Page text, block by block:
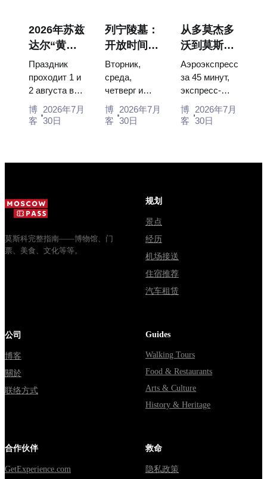
descent
capsules and
120 pieces of
flight...
people, where
they hang,
and why
booking the...
the coronation
dress of
Catherine...
2026年苏兹
达尔“黄瓜
节”：门
票、日期及
从莫斯科如
何前往
Праздник
проходит 1 и
2 августа в
Музее
деревянного
через
Владими...
博
客
2026年7月
30日
列宁陵墓：
开放时间、
入场和与克
里姆林宫的
主要混淆
Вторник,
среда,
четверг и
суббота с
10:00 до
博
客
2026年7月
30日
从多莫杰多
沃到莫斯科
市中心：乘
坐空铁、公
交车或电车
Аэроэкспресс
за 45 минут,
экспресс-
автобус за
450 рублей,
博
客
2026年7月
30日
莫斯科完整指南——博物馆、门
票、美食、文化等等。
规划
景点
经历
机场接送
住宿推荐
汽车租赁
公司
博客
關於
联络方式
Guides
Walking Tours
Food & Restaurants
Arts & Culture
History & Heritage
合作伙伴
GetExperience.com
救命
隐私政策